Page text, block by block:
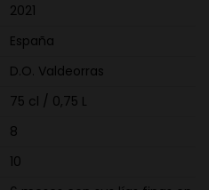
2021
España
D.O. Valdeorras
75 cl / 0,75 L
8
10